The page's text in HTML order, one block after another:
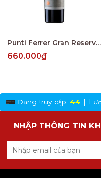
Punti Ferrer Gran Reserva Cabernet Sauvignon
660.000₫
Đang truy cập: 44 |
NHẬP THÔNG TIN